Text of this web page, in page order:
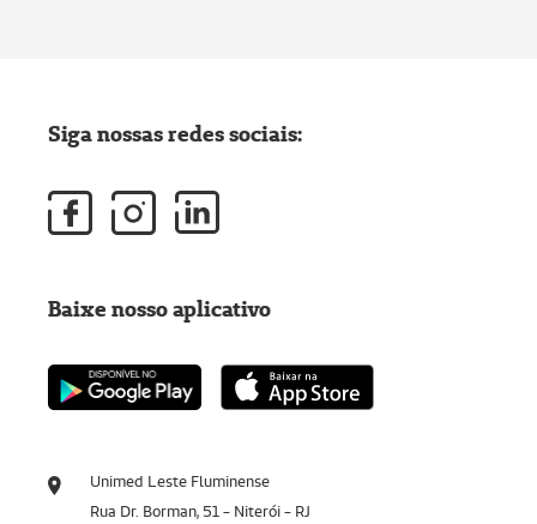
Unimed Leste Fluminense
Rua Dr. Borman, 51 - Niterói - RJ
Siga nossas redes sociais:
Baixe nosso aplicativo